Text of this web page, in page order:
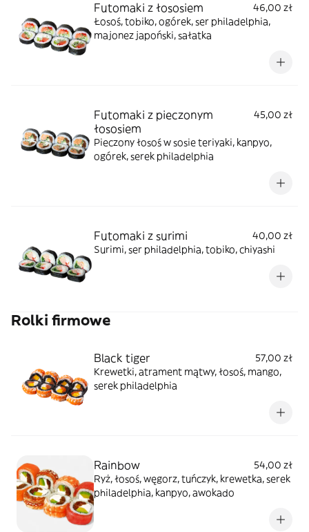
Futomaki z łososiem
46,00 zł
Łosoś, tobiko, ogórek, ser philadelphia,
majonez japoński, sałatka
Futomaki z pieczonym
łososiem
45,00 zł
Pieczony łosoś w sosie teriyaki, kanpyo,
ogórek, serek philadelphia
Futomaki z surimi
40,00 zł
Surimi, ser philadelphia, tobiko, chiyashi
Rolki firmowe
Black tiger
57,00 zł
Krewetki, atrament mątwy, łosoś, mango,
serek philadelphia
Rainbow
54,00 zł
Ryż, łosoś, węgorz, tuńczyk, krewetka, serek
philadelphia, kanpyo, awokado